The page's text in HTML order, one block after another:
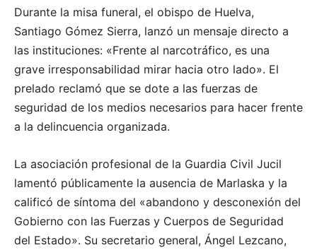
Durante la misa funeral, el obispo de Huelva,
Santiago Gómez Sierra, lanzó un mensaje directo a
las instituciones: «Frente al narcotráfico, es una
grave irresponsabilidad mirar hacia otro lado». El
prelado reclamó que se dote a las fuerzas de
seguridad de los medios necesarios para hacer frente
a la delincuencia organizada.
La asociación profesional de la Guardia Civil Jucil
lamentó públicamente la ausencia de Marlaska y la
calificó de síntoma del «abandono y desconexión del
Gobierno con las Fuerzas y Cuerpos de Seguridad
del Estado». Su secretario general, Ángel Lezcano,